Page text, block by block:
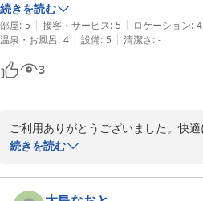
また機会があれば利用させて頂きます！
続きを読む
部屋: 5 | 接客・サービス: 5 | ロケーション: 4
温泉・お風呂: 4 | 設備: 5 | 清潔さ: -
3
ご利用ありがとうございました。快
す。今後も清潔に保つことに努めてま
是非機会を作ってお越しください。
続きを読む